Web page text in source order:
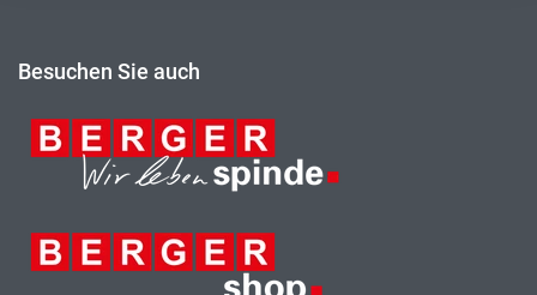
Besuchen Sie auch